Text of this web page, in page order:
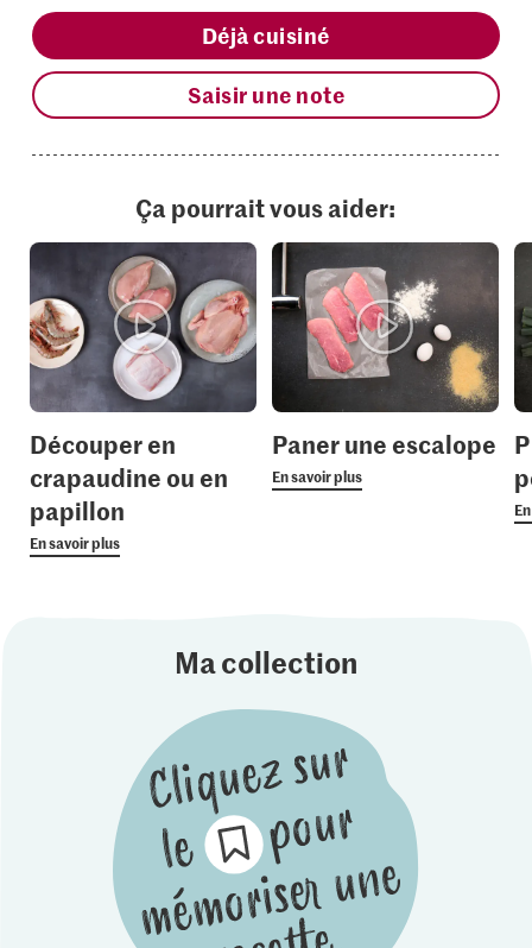
Déjà cuisiné
Saisir une note
Ça pourrait vous aider:
Découper en
crapaudine ou en
papillon
En savoir plus
Paner une escalope
En savoir plus
Ma collection